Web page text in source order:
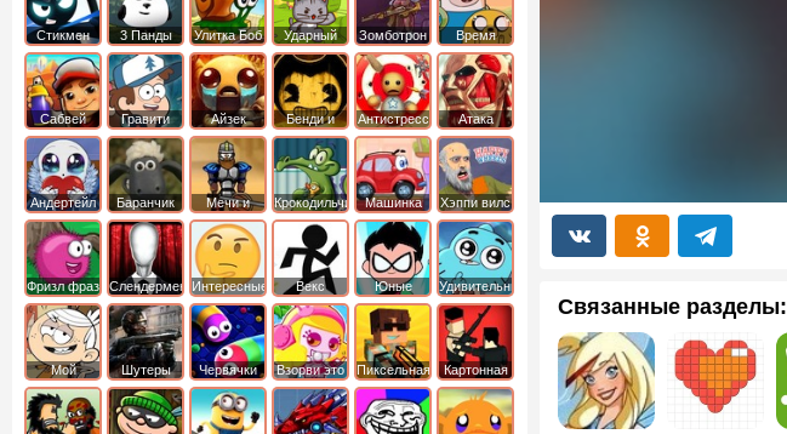
Связанные разделы:
Стикмен 3 Панды Улитка Боб
Ударный
отряд котят
Зомботрон
Время
Приключений
Сабвей
Серф
Гравити
Фолз
Айзек
Бенди и
Чернильная
машина
Антистресс
Атака
Титанов
Андертейл
Баранчик
Шон
Мечи и
Сандали
Крокодильчик
Свомпи
Машинка
Вилли
Хэппи вилс
Фризл фраз Слендермен Интересные Векс
Юные
титаны
вперед
Удивительный
мир
Гамбола
Мой
шумный
дом
Шутеры Червячки Взорви это
Пиксельная
война
Картонная
башка